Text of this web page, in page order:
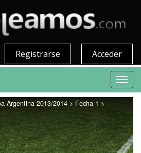
Acceder
Registrarse
Argentina 2013/2014 > Fecha 1 >